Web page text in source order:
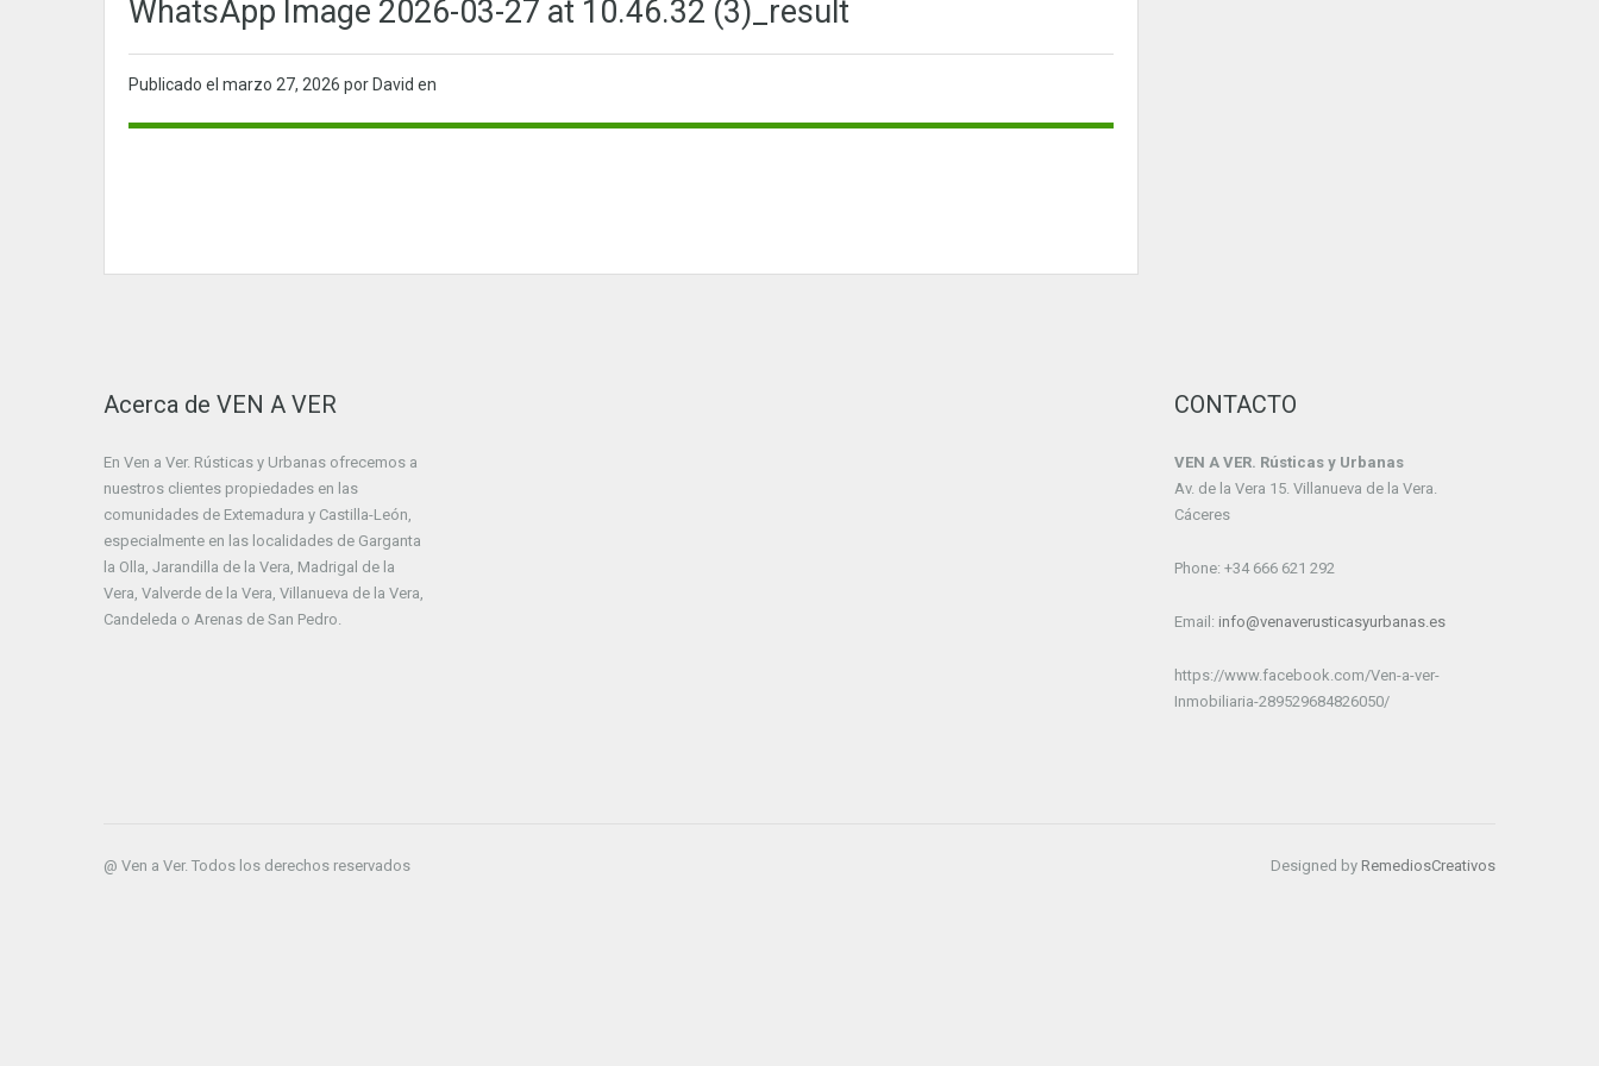
WhatsApp Image 2026-03-27 at 10.46.32 (3)_result
Publicado el marzo 27, 2026 por David en
Acerca de VEN A VER
En Ven a Ver. Rústicas y Urbanas ofrecemos a
nuestros clientes propiedades en las
comunidades de Extemadura y Castilla-León,
especialmente en las localidades de Garganta
la Olla, Jarandilla de la Vera, Madrigal de la
Vera, Valverde de la Vera, Villanueva de la Vera,
Candeleda o Arenas de San Pedro.
CONTACTO
VEN A VER. Rústicas y Urbanas
Av. de la Vera 15. Villanueva de la Vera.
Cáceres
Phone: +34 666 621 292
Email: info@venaverusticasyurbanas.es
https://www.facebook.com/Ven-a-ver-
Inmobiliaria-289529684826050/
@ Ven a Ver. Todos los derechos reservados Designed by RemediosCreativos